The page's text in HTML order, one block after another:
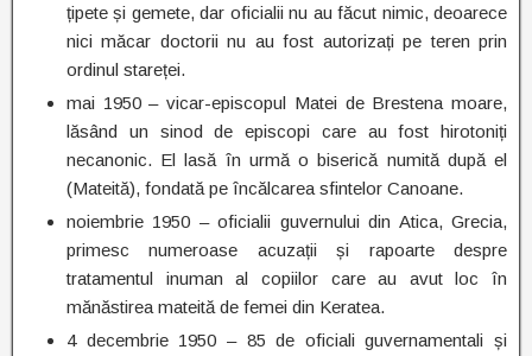
țipete și gemete, dar oficialii nu au făcut nimic, deoarece
nici măcar doctorii nu au fost autorizați pe teren prin
ordinul stareței.
mai 1950 – vicar-episcopul Matei de Brestena moare,
lăsând un sinod de episcopi care au fost hirotoniți
necanonic. El lasă în urmă o biserică numită după el
(Mateită), fondată pe încălcarea sfintelor Canoane.
noiembrie 1950 – oficialii guvernului din Atica, Grecia,
primesc numeroase acuzații și rapoarte despre
tratamentul inuman al copiilor care au avut loc în
mănăstirea mateită de femei din Keratea.
4 decembrie 1950 – 85 de oficiali guvernamentali și